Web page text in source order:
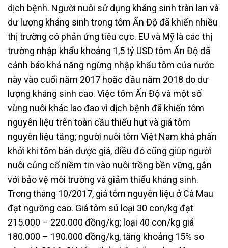
dịch bệnh. Người nuôi sử dụng kháng sinh tràn lan và
dư lượng kháng sinh trong tôm Ấn Độ đã khiến nhiều
thị trường có phản ứng tiêu cực. EU và Mỹ là các thị
trường nhập khẩu khoảng 1,5 tỷ USD tôm Ấn Độ đã
cảnh báo khả năng ngừng nhập khẩu tôm của nước
này vào cuối năm 2017 hoặc đầu năm 2018 do dư
lượng kháng sinh cao. Việc tôm Ấn Độ và một số
vùng nuôi khác lao đao vì dịch bệnh đã khiến tôm
nguyên liệu trên toàn cầu thiếu hụt và giá tôm
nguyên liệu tăng; người nuôi tôm Việt Nam khá phấn
khởi khi tôm bán được giá, điều đó cũng giúp người
nuôi củng cố niềm tin vào nuôi trồng bền vững, gắn
với bảo vệ môi trường và giảm thiểu kháng sinh.
Trong tháng 10/2017, giá tôm nguyên liệu ở Cà Mau
đạt ngưỡng cao. Giá tôm sú loại 30 con/kg đạt
215.000 – 220.000 đồng/kg; loại 40 con/kg giá
180.000 – 190.000 đồng/kg, tăng khoảng 15% so